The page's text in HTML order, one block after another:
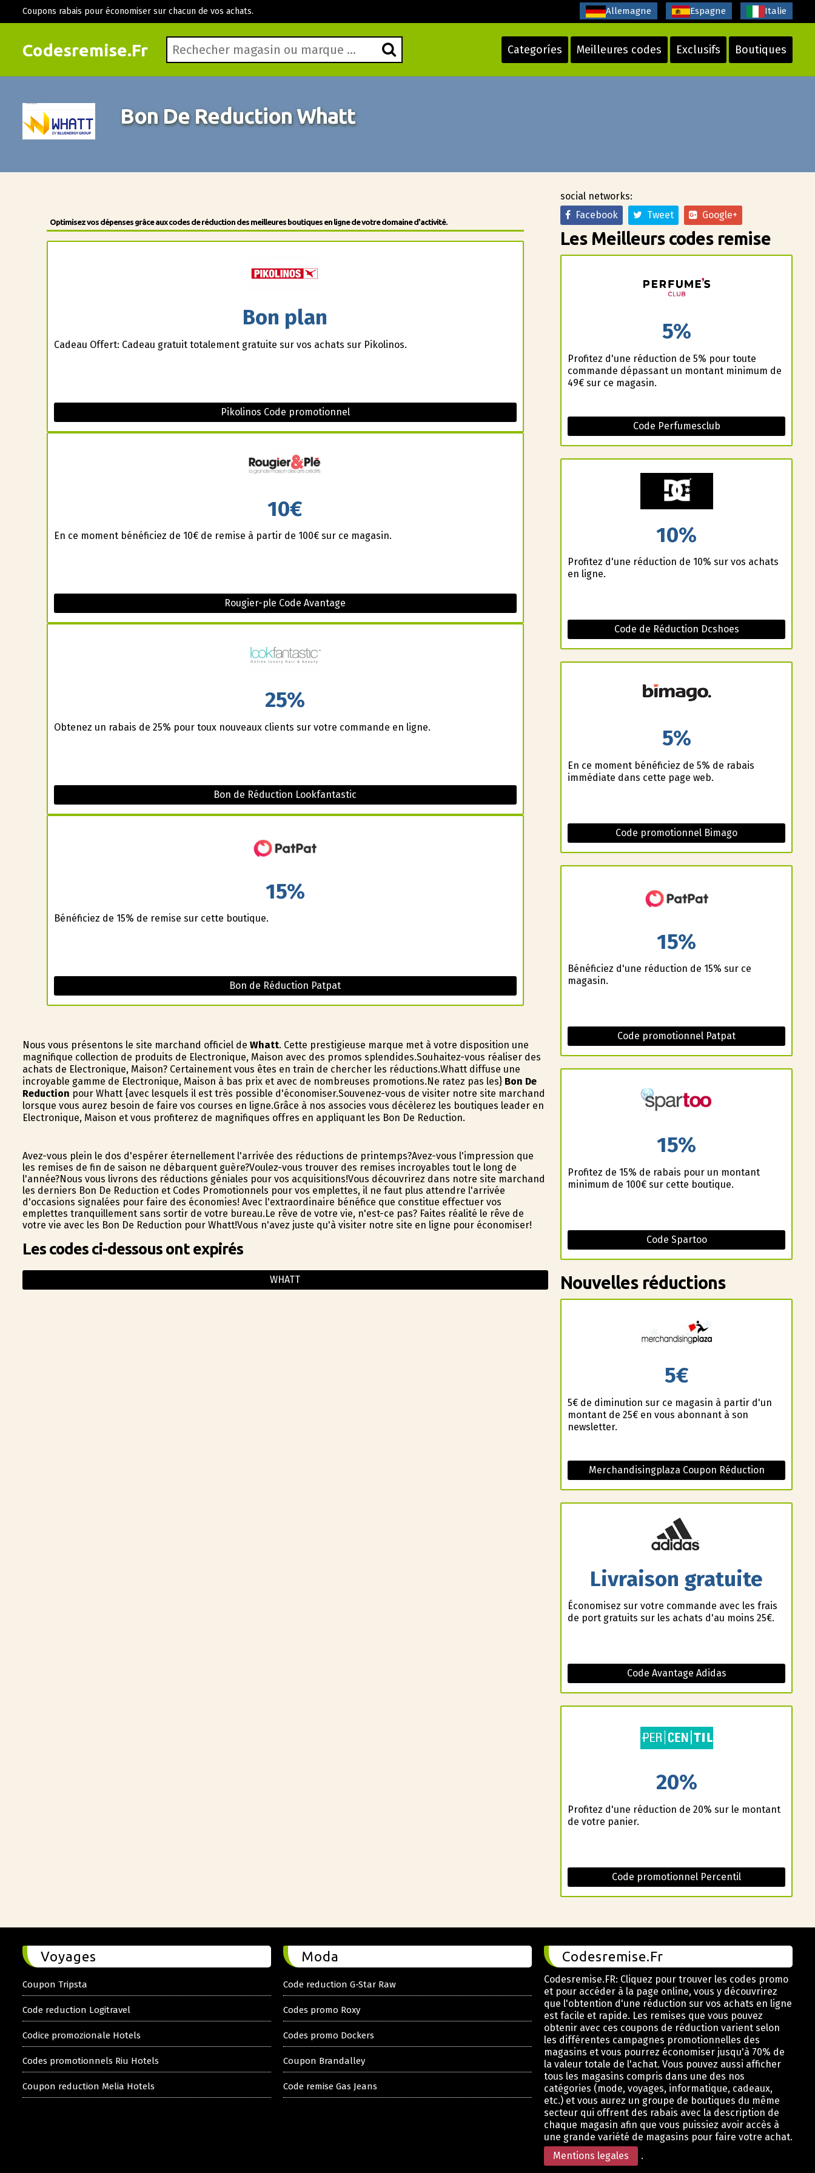
Codesremise.Fr Categoríes Meilleures codes Exclusifs Boutiques
Coupons rabais pour économiser sur chacun de vos achats. Allemagne Espagne Italie
Bon De Reduction Whatt
Optimisez vos dépenses grâce aux codes de réduction des meilleures boutiques en ligne de votre domaine d'activité.
Bon plan
Cadeau Offert: Cadeau gratuit totalement gratuite sur vos achats sur Pikolinos.
Pikolinos Code promotionnel
10€
En ce moment bénéficiez de 10€ de remise à partir de 100€ sur ce magasin.
Rougier-ple Code Avantage
25%
Obtenez un rabais de 25% pour toux nouveaux clients sur votre commande en ligne.
Bon de Réduction Lookfantastic
15%
Bénéficiez de 15% de remise sur cette boutique.
Bon de Réduction Patpat
Nous vous présentons le site marchand officiel de Whatt. Cette prestigieuse marque met à votre disposition une
magnifique collection de produits de Electronique, Maison avec des promos splendides.Souhaitez-vous réaliser des
achats de Electronique, Maison? Certainement vous êtes en train de chercher les réductions.Whatt diffuse une
incroyable gamme de Electronique, Maison à bas prix et avec de nombreuses promotions.Ne ratez pas les} Bon De
Reduction pour Whatt {avec lesquels il est très possible d'économiser.Souvenez-vous de visiter notre site marchand
lorsque vous aurez besoin de faire vos courses en ligne.Grâce à nos associes vous décèlerez les boutiques leader en
Electronique, Maison et vous profiterez de magnifiques offres en appliquant les Bon De Reduction.
Avez-vous plein le dos d'espérer éternellement l'arrivée des réductions de printemps?Avez-vous l'impression que
les remises de fin de saison ne débarquent guère?Voulez-vous trouver des remises incroyables tout le long de
l'année?Nous vous livrons des réductions géniales pour vos acquisitions!Vous découvrirez dans notre site marchand
les derniers Bon De Reduction et Codes Promotionnels pour vos emplettes, il ne faut plus attendre l'arrivée
d'occasions signalées pour faire des économies! Avec l'extraordinaire bénéfice que constitue effectuer vos
emplettes tranquillement sans sortir de votre bureau.Le rêve de votre vie, n'est-ce pas? Faites réalité le rêve de
votre vie avec les Bon De Reduction pour Whatt!Vous n'avez juste qu'à visiter notre site en ligne pour économiser!
Les codes ci-dessous ont expirés
WHATT
social networks:
Facebook
Tweet Google+
Les Meilleurs codes remise
5%
Profitez d'une réduction de 5% pour toute
commande dépassant un montant minimum de
49€ sur ce magasin.
Code Perfumesclub
10%
Profitez d'une réduction de 10% sur vos achats
en ligne.
Code de Réduction Dcshoes
5%
En ce moment bénéficiez de 5% de rabais
immédiate dans cette page web.
Code promotionnel Bimago
15%
Bénéficiez d'une réduction de 15% sur ce
magasin.
Code promotionnel Patpat
15%
Profitez de 15% de rabais pour un montant
minimum de 100€ sur cette boutique.
Code Spartoo
Nouvelles réductions
5€
5€ de diminution sur ce magasin à partir d'un
montant de 25€ en vous abonnant à son
newsletter.
Merchandisingplaza Coupon Réduction
Livraison gratuite
Économisez sur votre commande avec les frais
de port gratuits sur les achats d'au moins 25€.
Code Avantage Adidas
20%
Profitez d'une réduction de 20% sur le montant
de votre panier.
Code promotionnel Percentil
Voyages
Coupon Tripsta
Code reduction Logitravel
Codice promozionale Hotels
Codes promotionnels Riu Hotels
Coupon reduction Melia Hotels
Moda
Code reduction G-Star Raw
Codes promo Roxy
Codes promo Dockers
Coupon Brandalley
Code remise Gas Jeans
Codesremise.Fr
Codesremise.FR: Cliquez pour trouver les codes promo
et pour accéder à la page online, vous y découvrirez
que l'obtention d'une réduction sur vos achats en ligne
est facile et rapide. Les remises que vous pouvez
obtenir avec ces coupons de réduction varient selon
les différentes campagnes promotionnelles des
magasins et vous pourrez économiser jusqu'à 70% de
la valeur totale de l'achat. Vous pouvez aussi afficher
tous les magasins compris dans une des nos
catégories (mode, voyages, informatique, cadeaux,
etc.) et vous aurez un groupe de boutiques du même
secteur qui offrent des rabais avec la description de
chaque magasin afin que vous puissiez avoir accès à
une grande variété de magasins pour faire votre achat.
Mentions legales
.